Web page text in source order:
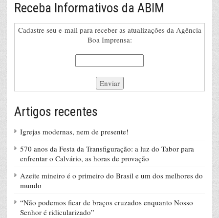
Receba Informativos da ABIM
Cadastre seu e-mail para receber as atualizações da Agência
Boa Imprensa:
Artigos recentes
Igrejas modernas, nem de presente!
570 anos da Festa da Transfiguração: a luz do Tabor para
enfrentar o Calvário, as horas de provação
Azeite mineiro é o primeiro do Brasil e um dos melhores do
mundo
“Não podemos ficar de braços cruzados enquanto Nosso
Senhor é ridicularizado”